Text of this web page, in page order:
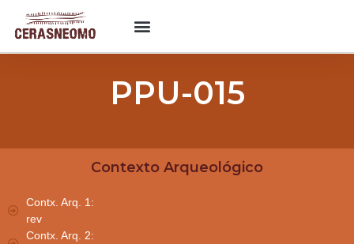
PPU-015
Contexto Arqueológico
Contx. Arq. 1:
rev
Contx. Arq. 2: